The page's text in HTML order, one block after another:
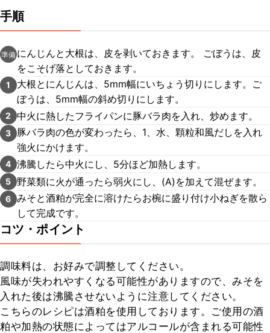
手順
準備 にんじんと大根は、皮を剥いておきます。 ごぼうは、皮
をこそげ落としておきます。
1
大根とにんじんは、5mm幅にいちょう切りにします。ご
ぼうは、5mm幅の斜め切りにします。
2 中火に熱したフライパンに豚バラ肉を入れ、炒めます。
3
豚バラ肉の色が変わったら、1、水、顆粒和風だしを入れ
強火にかけます。
4 沸騰したら中火にし、5分ほど加熱します。
5 野菜類に火が通ったら弱火にし、(A)を加えて混ぜます。
6 みそと酒粕が完全に溶けたらお椀に盛り付け小ねぎを散ら
して完成です。
コツ・ポイント
調味料は、お好みで調整してください。
風味が失われやすくなる可能性がありますので、みそを
入れた後は沸騰させないように注意してください。
こちらのレシピは酒粕を使用しております。ご使用の酒
粕や加熱の状態によってはアルコールが含まれる可能性